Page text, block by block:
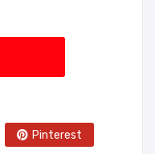
Pinterest